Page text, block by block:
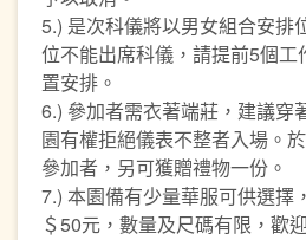
5.) 是次科儀將以男女組合安排
位不能出席科儀，請提前5個工
置安排。
6.) 參加者需衣著端莊，建議穿
園有權拒絕儀表不整者入場。
參加者，另可獲贈禮物一份。
7.) 本園備有少量華服可供選擇
＄50元，數量及尺碼有限，歡